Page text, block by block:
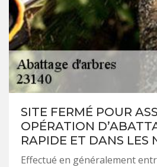
SITE FERMÉ POUR
OPÉRATION
RAPIDE ET DANS LES
Effectué en généralement